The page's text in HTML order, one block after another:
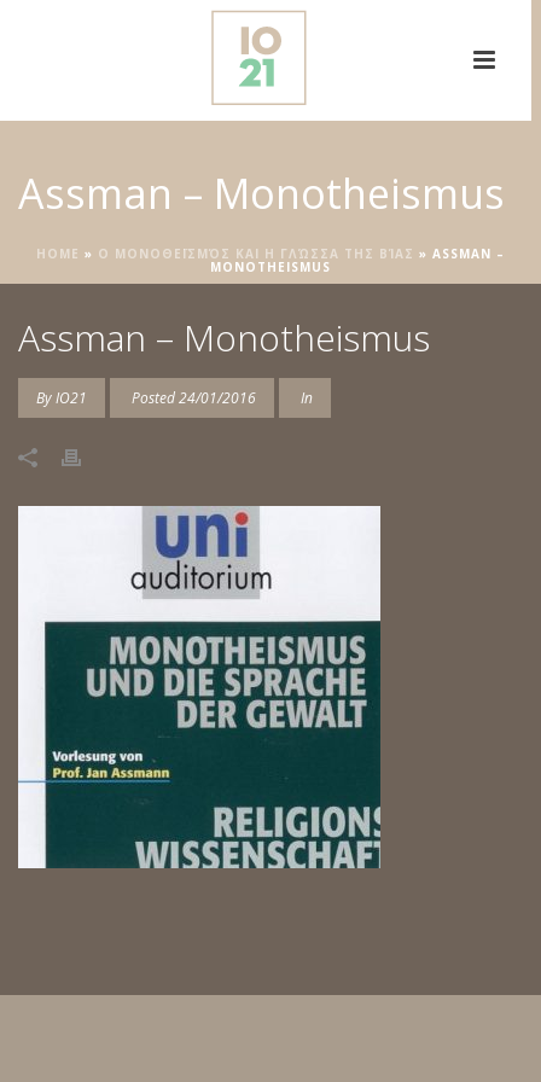
Assman – Monotheismus
HOME » Ο ΜΟΝΟΘΕΪΣΜΌΣ ΚΑΙ Η ΓΛΏΣΣΑ ΤΗΣ ΒΊΑΣ » ASSMAN –
MONOTHEISMUS
Assman – Monotheismus
ByIO21 Posted24/01/2016 In